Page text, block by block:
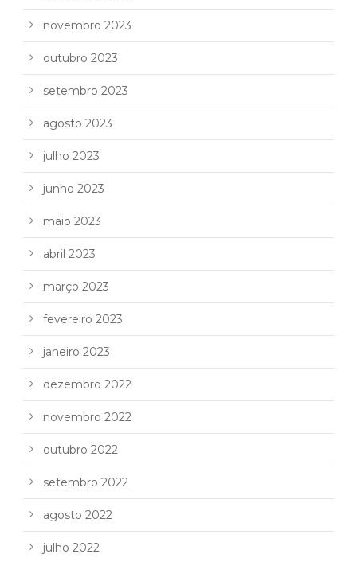
novembro 2023
outubro 2023
setembro 2023
agosto 2023
julho 2023
junho 2023
maio 2023
abril 2023
março 2023
fevereiro 2023
janeiro 2023
dezembro 2022
novembro 2022
outubro 2022
setembro 2022
agosto 2022
julho 2022